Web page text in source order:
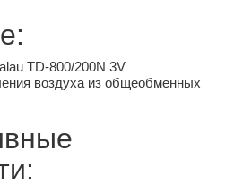
TD-800/200N 3V
воздуха из общеобменных